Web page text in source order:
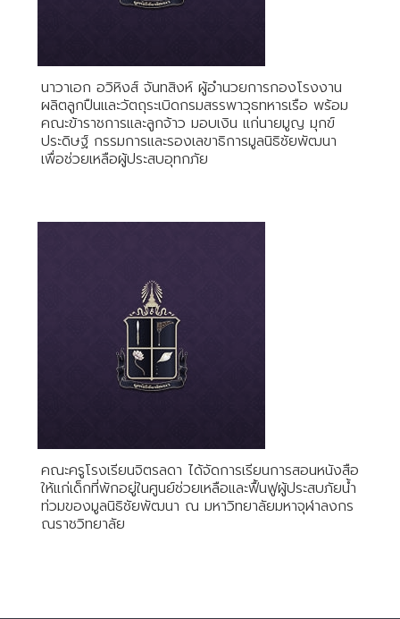
นาวาเอก อวิหิงส์ จันทสิงห์ ผู้อำนวยการกองโรงงาน
ผลิตลูกปืนและวัตถุระเบิดกรมสรรพาวุธทหารเรือ พร้อม
คณะข้าราชการและลูกจ้าว มอบเงิน แก่นายมูญ มุกข์
ประดิษฐ์ กรรมการและรองเลขาธิการมูลนิธิชัยพัฒนา
เพื่อช่วยเหลือผู้ประสบอุทกภัย
คณะครูโรงเรียนจิตรลดา ได้จัดการเรียนการสอนหนังสือ
ให้แก่เด็กที่พักอยู่ในศูนย์ช่วยเหลือและฟื้นฟูผู้ประสบภัยน้ำ
ท่วมของมูลนิธิชัยพัฒนา ณ มหาวิทยาลัยมหาจุฬาลงกร
ณราชวิทยาลัย